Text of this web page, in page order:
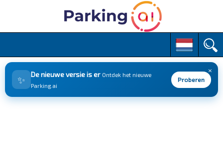
M
m
e
i
×
✨ De nieuwe versie is er Ontdek het nieuwe
Parking.ai
Proberen